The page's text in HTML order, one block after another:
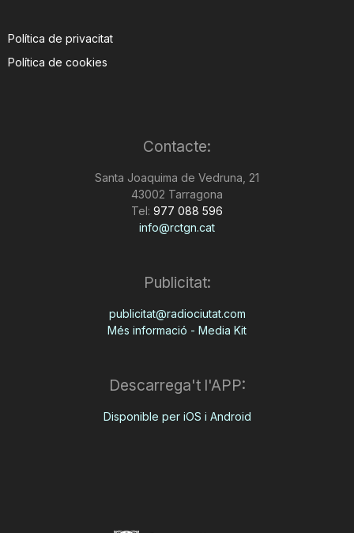
Política de privacitat
Política de cookies
Contacte:
Santa Joaquima de Vedruna, 21
43002 Tarragona
Tel: 977 088 596
info@rctgn.cat
Publicitat:
publicitat@radiociutat.com
Més informació - Media Kit
Descarrega't l'APP:
Disponible per iOS i Android